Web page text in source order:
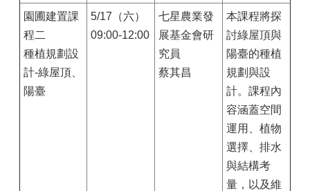
園圃建置課
程二
種植規劃設
計-綠屋頂、
陽臺
5/17（六）
09:00-12:00
七星農業發
展基金會研
究員
蔡其昌
本課程將探
討綠屋頂與
陽臺的種植
規劃與設
計。課程內
容涵蓋空間
運用、植物
選擇、排水
與結構考
量，以及維